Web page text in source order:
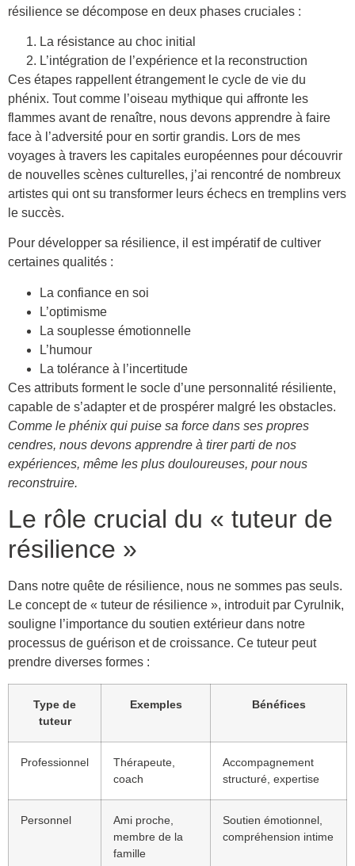
résilience se décompose en deux phases cruciales :
La résistance au choc initial
L’intégration de l’expérience et la reconstruction
Ces étapes rappellent étrangement le cycle de vie du
phénix. Tout comme l’oiseau mythique qui affronte les
flammes avant de renaître, nous devons apprendre à faire
face à l’adversité pour en sortir grandis. Lors de mes
voyages à travers les capitales européennes pour découvrir
de nouvelles scènes culturelles, j’ai rencontré de nombreux
artistes qui ont su transformer leurs échecs en tremplins vers
le succès.
Pour développer sa résilience, il est impératif de cultiver
certaines qualités :
La confiance en soi
L’optimisme
La souplesse émotionnelle
L’humour
La tolérance à l’incertitude
Ces attributs forment le socle d’une personnalité résiliente,
capable de s’adapter et de prospérer malgré les obstacles.
Comme le phénix qui puise sa force dans ses propres
cendres, nous devons apprendre à tirer parti de nos
expériences, même les plus douloureuses, pour nous
reconstruire.
Le rôle crucial du « tuteur de
résilience »
Dans notre quête de résilience, nous ne sommes pas seuls.
Le concept de « tuteur de résilience », introduit par Cyrulnik,
souligne l’importance du soutien extérieur dans notre
processus de guérison et de croissance. Ce tuteur peut
prendre diverses formes :
Type de
tuteur
Exemples Bénéfices
Professionnel
Thérapeute,
coach
Accompagnement
structuré, expertise
Personnel
Ami proche,
membre de la
famille
Soutien émotionnel,
compréhension intime